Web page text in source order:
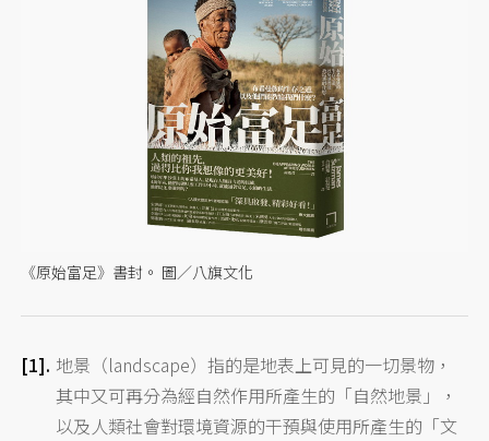
《原始富足》書封。 圖／八旗文化
地景（landscape）指的是地表上可見的一切景物，
其中又可再分為經自然作用所產生的「自然地景」，
以及人類社會對環境資源的干預與使用所產生的「文